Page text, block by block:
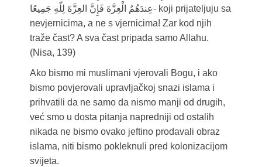
عِندَهُمُ الْعِزَّةَ فَإِنَّ العِزَّةَ لِلّهِ جَمِيعًا- koji prijateljuju sa
nevjernicima, a ne s vjernicima! Zar kod njih
traže čast? A sva čast pripada samo Allahu.
(Nisa, 139)
Ako bismo mi muslimani vjerovali Bogu, i ako
bismo povjerovali upravljačkoj snazi islama i
prihvatili da ne samo da nismo manji od drugih,
već smo u dosta pitanja napredniji od ostalih
nikada ne bismo ovako jeftino prodavali obraz
islama, niti bismo pokleknuli pred kolonizacijom
svijeta.